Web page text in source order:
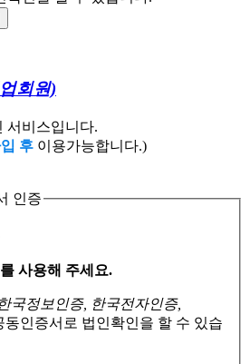
회원)
서비스입니다.
후 이용가능합니다.)
인증
사용해 주세요.
국정보인증, 한국전자인증,
동인증서로 법인확인을 할 수 있습